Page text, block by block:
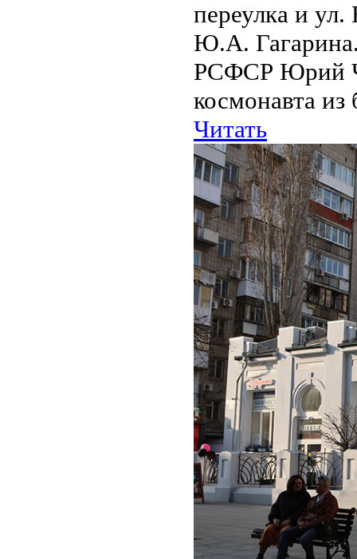
переулка и
Ю.А.
РСФСР Юрий
космонавта
Читать